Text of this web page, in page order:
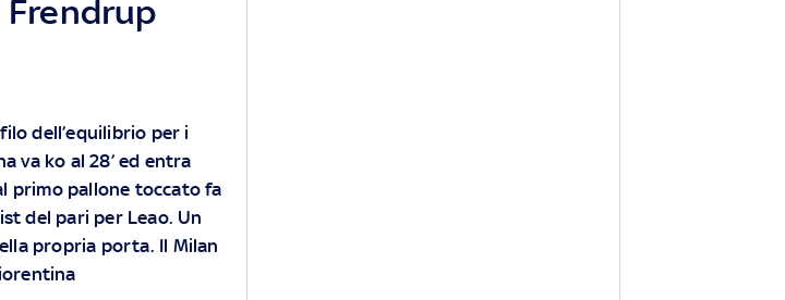
dell’equilibrio per i
va ko al 28’ ed entra
primo pallone toccato fa
del pari per Leao. Un
propria porta. Il Milan